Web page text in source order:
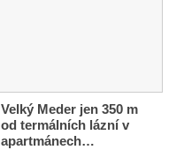
Velký Meder jen 350 m
od termálních lázní v
apartmánech…